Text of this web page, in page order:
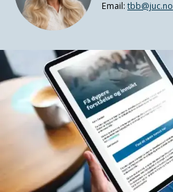
Email: tbb@juc.no